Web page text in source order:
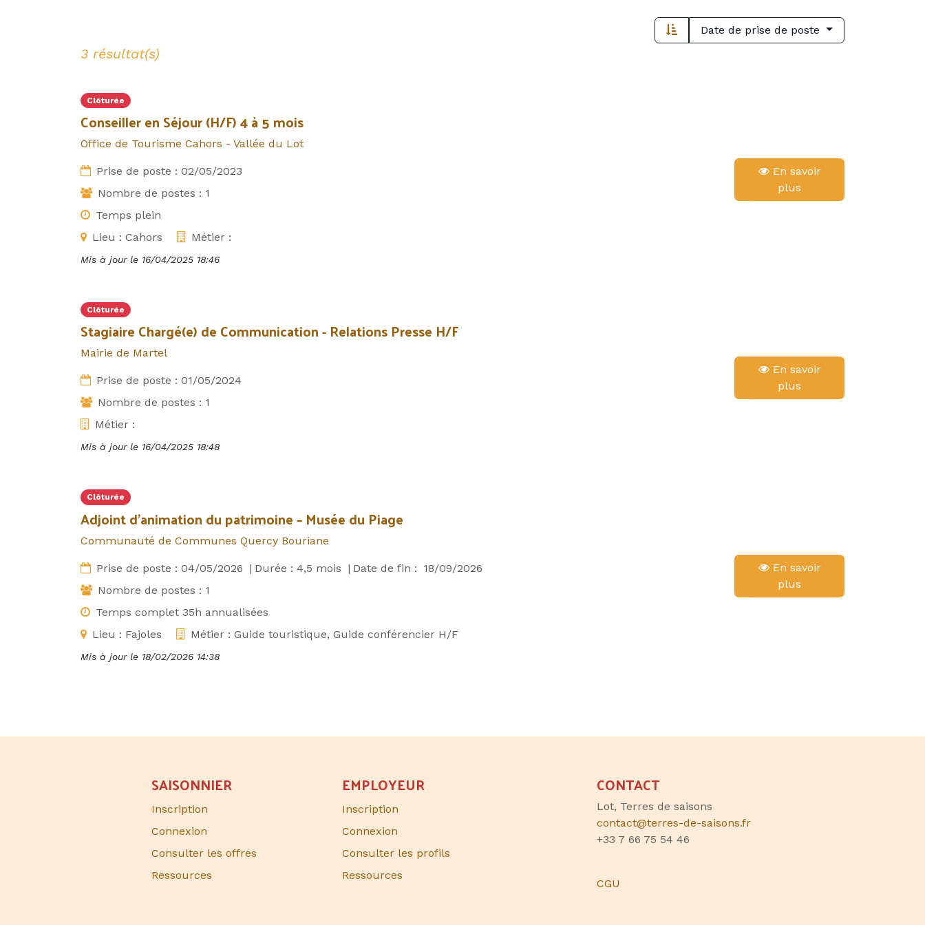
Date de prise de poste
3 résultat(s)
Clôturée
Conseiller en Séjour (H/F) 4 à 5 mois
Office de Tourisme Cahors - Vallée du Lot
Prise de poste : 02/05/2023
Nombre de postes : 1
Temps plein
Lieu : Cahors Métier :
Mis à jour le 16/04/2025 18:46
En savoir
plus
Clôturée
Stagiaire Chargé(e) de Communication - Relations Presse H/F
Mairie de Martel
Prise de poste : 01/05/2024
Nombre de postes : 1
Métier :
Mis à jour le 16/04/2025 18:48
En savoir
plus
Clôturée
Adjoint d’animation du patrimoine – Musée du Piage
Communauté de Communes Quercy Bouriane
Prise de poste : 04/05/2026 | Durée : 4,5 mois | Date de fin : 18/09/2026
Nombre de postes : 1
Temps complet 35h annualisées
Lieu : Fajoles Métier : Guide touristique, Guide conférencier H/F
Mis à jour le 18/02/2026 14:38
En savoir
plus
CONTACT
Lot, Terres de saisons
contact@terres-de-saisons.fr
+33 7 66 75 54 46
CGU
EMPLOYEUR
Inscription
Connexion
Consulter les profils
Ressources
SAISONNIER​
Inscription
Connexion
Consulter les offres
Ressources